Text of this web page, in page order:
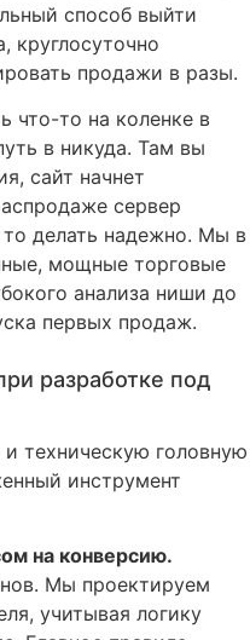
способ выйти
круглосуточно
продажи в разы.
что-то на коленке в
в никуда. Там вы
сайт начнет
сервер
то делать надежно. Мы в
мощные торговые
анализа ниши до
первых продаж.
разработке под
техническую головную
инструмент
на конверсию.
. Мы проектируем
учитывая логику